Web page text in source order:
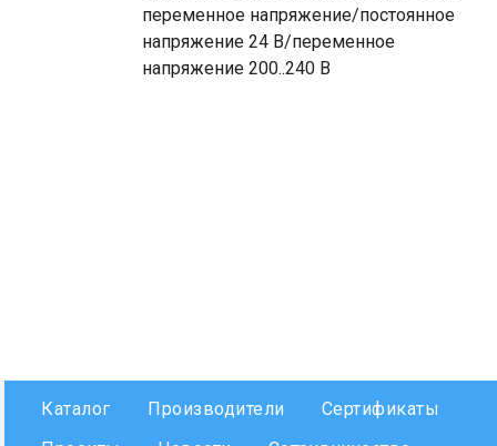
переменное напряжение/постоянное
напряжение 24 B/переменное
напряжение 200..240 B
Каталог Производители
Сертификаты